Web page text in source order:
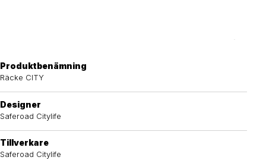
Produktbenämning
Räcke CITY
Designer
Saferoad Citylife
Tillverkare
Saferoad Citylife